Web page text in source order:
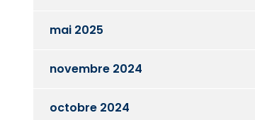
mai 2025
novembre 2024
octobre 2024